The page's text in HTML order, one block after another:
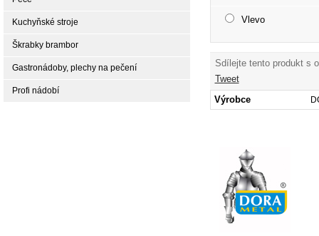
Vlevo
Sdílejte tento produkt s
Tweet
Výrobce
Kuchyňské stroje
Škrabky brambor
Gastronádoby, plechy na pečení
Profi nádobí